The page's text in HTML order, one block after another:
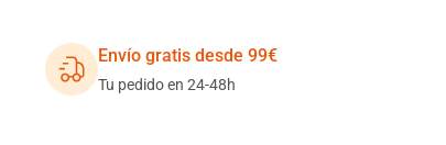
Envío gratis desde 99€
Tu pedido en 24-48h